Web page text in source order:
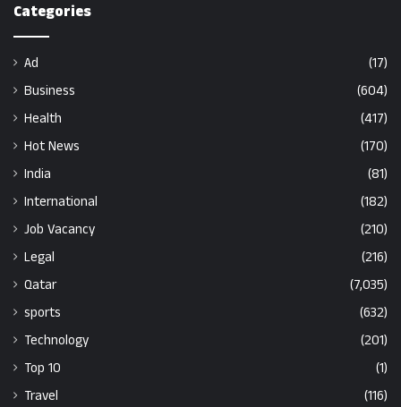
Categories
Ad
(17)
Business
(604)
Health
(417)
Hot News
(170)
India
(81)
International
(182)
Job Vacancy
(210)
Legal
(216)
Qatar
(7,035)
sports
(632)
Technology
(201)
Top 10
(1)
Travel
(116)